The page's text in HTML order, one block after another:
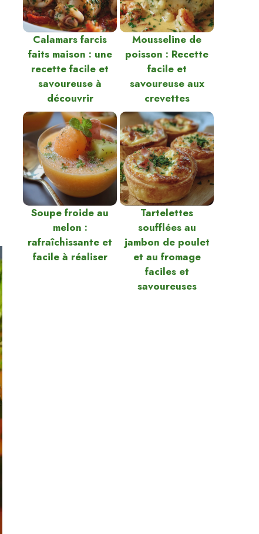
Calamars farcis
faits maison : une
recette facile et
savoureuse à
découvrir
Mousseline de
poisson : Recette
facile et
savoureuse aux
crevettes
Soupe froide au
melon :
rafraîchissante et
facile à réaliser
Tartelettes
soufflées au
jambon de poulet
et au fromage
faciles et
savoureuses